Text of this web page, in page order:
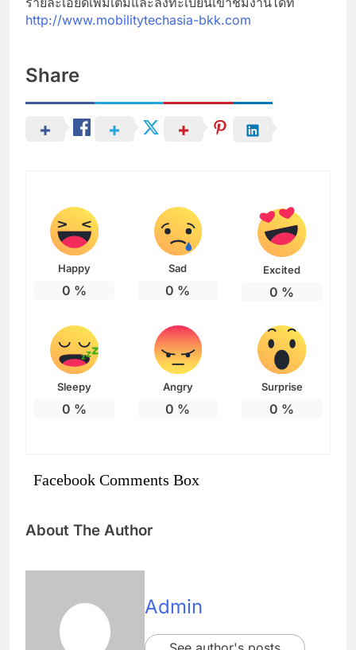
http://www.mobilitytechasia-bkk.com
Share
Happy
0 %
Sad
0 %
Excited
0 %
Sleepy
0 %
Angry
0 %
Surprise
0 %
Facebook Comments Box
About The Author
Admin